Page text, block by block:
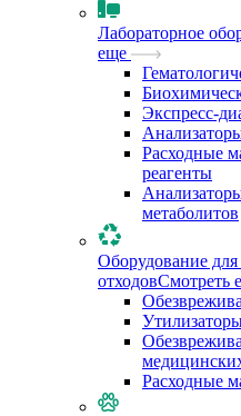
Лабораторное
еще
Экспресс-
Расходные
реагенты
метаболитов
Оборудование
отходовСмотреть
Расходные